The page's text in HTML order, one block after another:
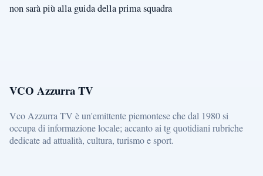
non sarà più alla guida della prima squadra
VCO Azzurra TV
Vco Azzurra TV è un'emittente piemontese che dal 1980 si
occupa di informazione locale; accanto ai tg quotidiani rubriche
dedicate ad attualità, cultura, turismo e sport.